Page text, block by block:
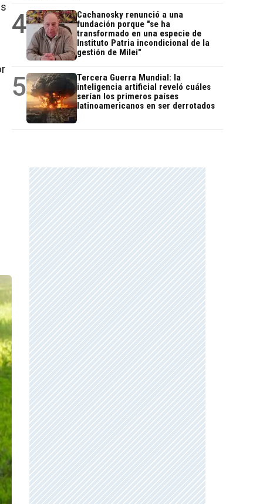
4
Cachanosky renunció a una
fundación porque "se ha
transformado en una especie de
Instituto Patria incondicional de la
gestión de Milei"
5
Tercera Guerra Mundial: la
inteligencia artificial reveló cuáles
serían los primeros países
latinoamericanos en ser derrotados